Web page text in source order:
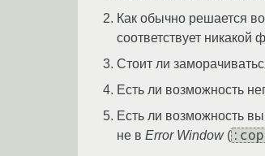
Как обычно решается
соответствует никакой
Стоит ли
Есть ли возможность
Есть ли возможность
не в Error Window(